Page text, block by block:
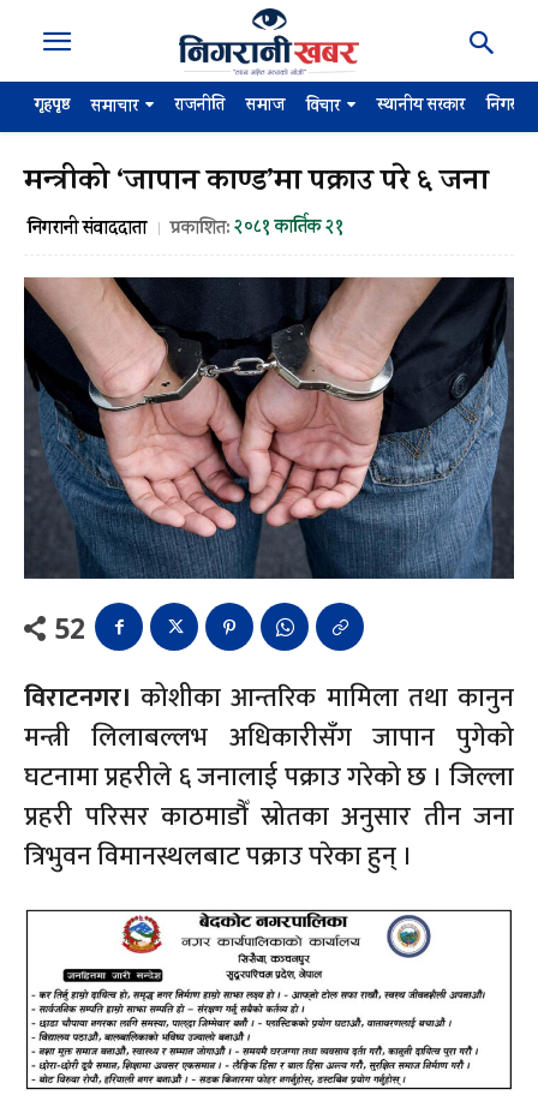
गृहपृष्ठ समाचार राजनीति समाज विचार स्थानीय सरकार
मन्त्रीको ‘जापान काण्ड’मा पक्राउ परे ६ जना
निगरानी संवाददाता प्रकाशित:२०८१ कार्तिक २१
52
विराटनगर। कोशीका आन्तरिक मामिला तथा कानुन
मन्त्री लिलाबल्लभ अधिकारीसँग जापान पुगेको
घटनामा प्रहरीले ६ जनालाई पक्राउ गरेको छ । जिल्ला
प्रहरी परिसर काठमाडौँ स्रोतका अनुसार तीन जना
त्रिभुवन विमानस्थलबाट पक्राउ परेका हुन् ।